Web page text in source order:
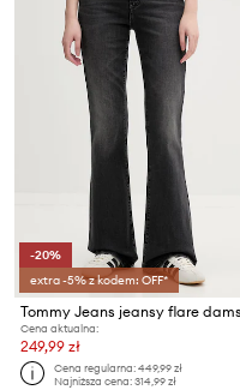
-20%
extra -5% z kodem: OFF*
Cena aktualna:
249,99 zł
Cena regularna:449,99 zł
Najniższa cena:314,99 zł